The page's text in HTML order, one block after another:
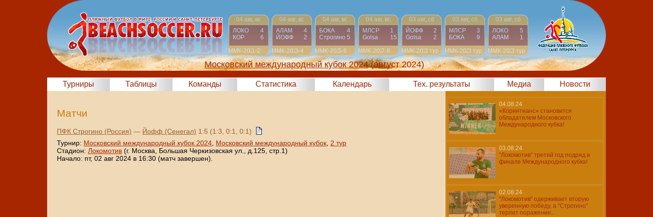
04 авг, вс
ЛОКО
4
КОР
6
ММК-20241-2
04 авг, вс
АЛАМ
4
ЙОФФ
2
ММК-20243-4
04 авг, вс
БОКА
4
Строгино 5
ММК-2024
5-6
04 авг, вс
МЛСР
1
Golsa
15
ММК-2024
7-8
03 авг, сб
ЙОФФ
2
Golsa
2
ММК-20243 тур
03 авг, сб
МЛСР
3
БОКА
9
ММК-20243 тур
03 авг, сб
ЛОКО
5
АЛАМ
1
ММК-20243 тур
Московский международный кубок 2024 (август 2024)
Турниры Таблицы Команды Статистика Календарь Тех. результаты Медиа Новости
Матчи
ПФК Строгино (Россия) — Йофф (Сенегал) 1:5 (1:3, 0:1, 0:1)
Турнир: Московский международный кубок 2024 Московский международный кубок 2 тур
Стадион: Локомотив (г. Москва, Большая Черкизовская ул., д.125, стр.1)
Начало: пт, 02 авг 2024 в 16:30 (матч завершен).
04.08.24
«Коринтианс» становится
обладателем Московского
Международного кубка!
03.08.24
"Локомотив" третий год подряд в
финале Международного кубка!
02.08.24
"Локомотив" одерживает вторую
уверенную победу, а "Строгино"
терпит поражение..